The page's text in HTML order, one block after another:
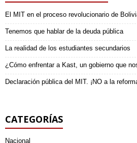
El MIT en el proceso revolucionario de
Tenemos que hablar de la deuda pública
La realidad de los estudiantes secundarios
¿Cómo enfrentar a Kast, un gobierno que
Declaración pública del MIT. ¡NO a la
CATEGORÍAS
Nacional